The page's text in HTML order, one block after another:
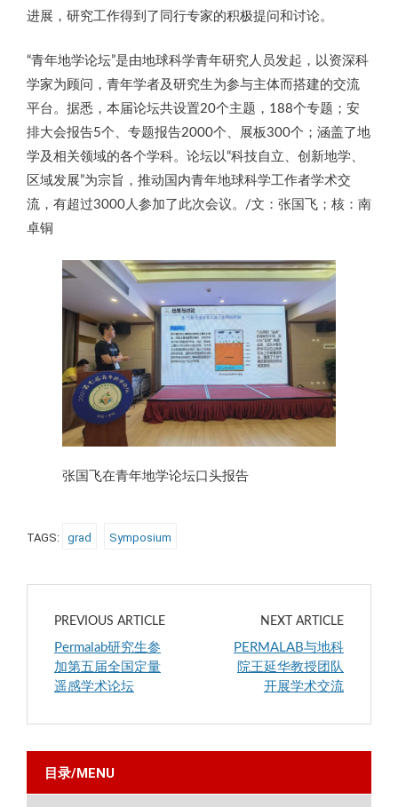
进展，研究工作得到了同行专家的积极提问和讨论。
“青年地学论坛”是由地球科学青年研究人员发起，以资深科
学家为顾问，青年学者及研究生为参与主体而搭建的交流
平台。据悉，本届论坛共设置20个主题，188个专题；安
排大会报告5个、专题报告2000个、展板300个；涵盖了地
学及相关领域的各个学科。论坛以“科技自立、创新地学、
区域发展”为宗旨，推动国内青年地球科学工作者学术交
流，有超过3000人参加了此次会议。/文：张国飞；核：南
卓铜
张国飞在青年地学论坛口头报告
TAGS: grad Symposium
PREVIOUS ARTICLE
Permalab研究生参
加第五届全国定量
遥感学术论坛
NEXT ARTICLE
PERMALAB与地科
院王延华教授团队
开展学术交流
目录/MENU